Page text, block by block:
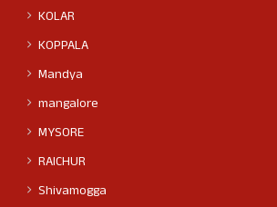
KOLAR
KOPPALA
Mandya
mangalore
MYSORE
RAICHUR
Shivamogga